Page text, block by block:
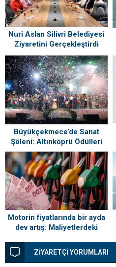
Nuri Aslan Silivri Belediyesi
Ziyaretini Gerçekleştirdi
Büyükçekmece’de Sanat
Şöleni: Altınköprü Ödülleri
Sahiplerini Buldu!
Motorin fiyatlarında bir ayda
dev artış: Maliyetlerdeki
ZİYARETÇİ YORUMLARI